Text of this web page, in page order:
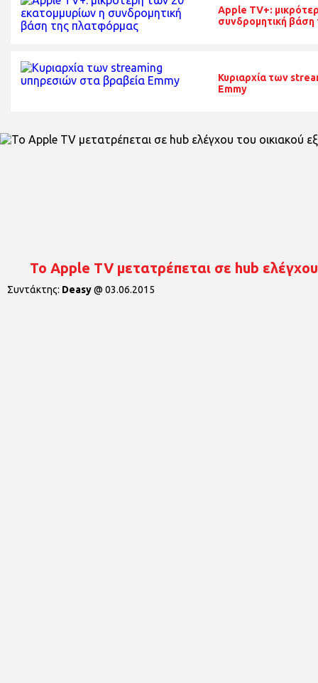
Apple TV+:
συνδρομητική
Κυριαρχία των
Emmy
Το Apple TV μετατρέπεται σε hub
Συντάκτης: Deasy@ 03.06.2015